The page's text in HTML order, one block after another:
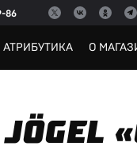
86
АТРИБУТИКА О